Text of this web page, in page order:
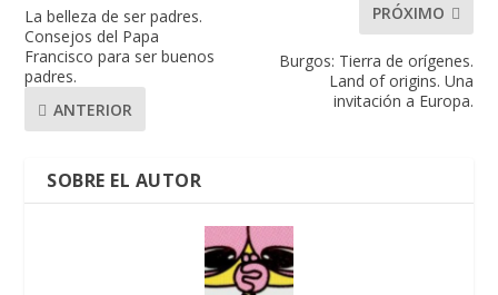
La belleza de ser padres.
Consejos del Papa
Francisco para ser buenos
padres.
ANTERIOR
PRÓXIMO
Burgos: Tierra de orígenes.
Land of origins. Una
invitación a Europa.
SOBRE EL AUTOR